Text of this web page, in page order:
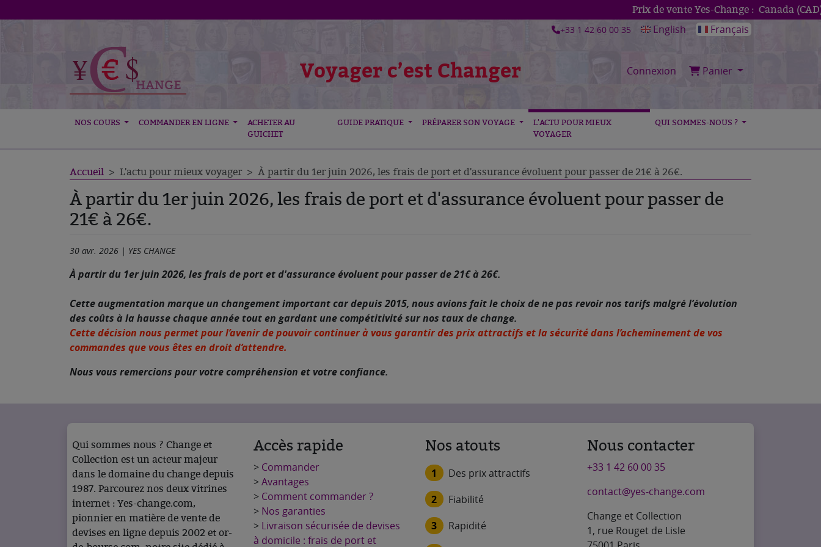
Prix de vente Yes-Change : Canada (CAD)
+33 1 42 60 00 35
English Français
Voyager c’est Changer Connexion Panier
NOS COURS COMMANDER EN LIGNE
ACHETER AU
GUICHET
GUIDE PRATIQUE PRÉPARER SON VOYAGE
L'ACTU POUR MIEUX
VOYAGER
QUI SOMMES-NOUS ?
Accueil L'actu pour mieux voyager À partir du 1er juin 2026, les frais de port et d'assurance évoluent pour passer de 21€ à 26€.
À partir du 1er juin 2026, les frais de port et d'assurance évoluent pour passer de
21€ à 26€.
30 avr. 2026 | YES CHANGE
À partir du 1er juin 2026, les frais de port et d'assurance évoluent pour passer de 21€ à 26€.
Cette augmentation marque un changement important car depuis 2015, nous avions fait le choix de ne pas revoir nos tarifs malgré l’évolution
des coûts à la hausse chaque année tout en gardant une compétitivité sur nos taux de change.
Cette décision nous permet pour l’avenir de pouvoir continuer à vous garantir des prix attractifs et la sécurité dans l’acheminement de vos
commandes que vous êtes en droit d’attendre.
Nous vous remercions pour votre compréhension et votre confiance.
Qui sommes nous ? Change et
Collection est un acteur majeur
dans le domaine du change depuis
1987. Parcourez nos deux vitrines
internet : Yes-change.com,
pionnier en matière de vente de
devises en ligne depuis 2002 et or-
Accès rapide
> Commander
>Avantages
> Comment commander ?
> Nos garanties
> Livraison sécurisée de devises
à domicile : frais de port et
Nos atouts
1
Des prix attractifs
2
Fiabilité
3
Rapidité
Nous contacter
+33 1 42 60 00 35
contact@yes-change.com
Change et Collection
1, rue Rouget de Lisle